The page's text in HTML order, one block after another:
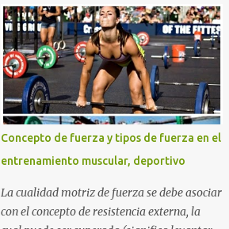
QUIERES GLÚTEOS MÁS GRANDES,
PIERNAS MÁS ESBELTAS Y UN ABDOMEN
FITNESS TONIFICADO. TABLA DE
CONTENIDO La mejor rutina...
muchas veces perjudicial lactosa). Otros
sitios web y aun nutricionistas recomiendan
las ensaladas de frutas acompañadas de un
zumo de naranja (mezcla nada agradable
para nuestro sistema digestivo), lo cual
además de ser una descarga alta de
azúcares también puede provocar molestias
gastrointestinales. Otras mezclas de
alimentos y bebidas que deberías evitar en
tu desayuno Otras personas inclusive
mezclan las dos cosas anteriores diciendo
que beber una taza con leche y agregarle
Concepto de fuerza y tipos de fuerza en el
entrenamiento muscular, deportivo
La cualidad motriz de fuerza se debe asociar
con el concepto de resistencia externa, la